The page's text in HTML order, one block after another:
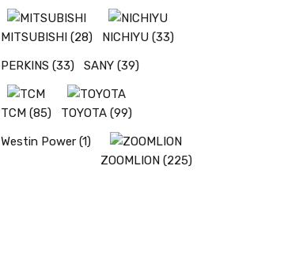
MITSUBISHI (28) NICHIYU (33)
PERKINS (33) SANY (39)
TCM (85) TOYOTA (99)
Westin Power (1)
ZOOMLION (225)